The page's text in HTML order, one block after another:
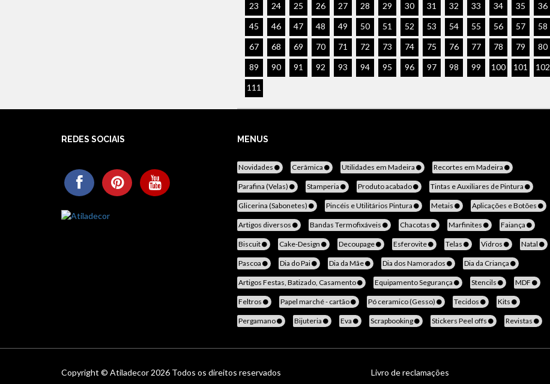
23
24 25 26 27 28 29 30 31 32 33 34 35 36
45
46 47 48 49 50 51 52 53 54 55 56 57 58
67
68 69 70 71 72 73 74 75 76 77 78 79 80
89
90 91 92 93 94 95 96 97 98 99 100 101 102
111
REDES SOCIAIS MENUS
Novidades Cerâmica Utilidades em Madeira Recortes em Madeira
Parafina (Velas) Stamperia Produto acabado Tintas e Auxiliares de Pintura
Glicerina (Sabonetes) Pincéis e Utilitários Pintura Metais Aplicações e Botões
Artigos diversos Bandas Termofixáveis Chacotas Marfinites Faiança
Biscuit Cake-Design Decoupage Esferovite Telas Vidros Natal
Pascoa Dia do Pai Dia da Mãe Dia dos Namorados Dia da Criança
Artigos Festas, Batizado, Casamento Equipamento Segurança Stencils MDF
Feltros Papel marché - cartão Pó ceramico (Gesso) Tecidos Kits
Pergamano Bijuteria Eva Scrapbooking Stickers Peel offs Revistas
Copyright © Atiladecor 2026 Todos os direitos reservados Livro de reclamações